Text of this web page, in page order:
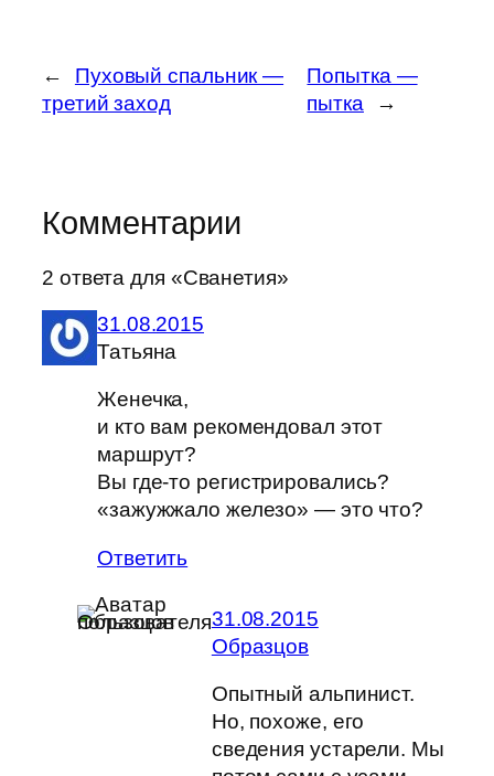
←
Пуховый спальник —
третий заход
Попытка —
пытка
→
Комментарии
2 ответа для «Сванетия»
31.08.2015
Татьяна
Женечка,
и кто вам рекомендовал этот
маршрут?
Вы где-то регистрировались?
«зажужжало железо» — это что?
Ответить
31.08.2015
Образцов
Опытный альпинист.
Но, похоже, его
сведения устарели. Мы